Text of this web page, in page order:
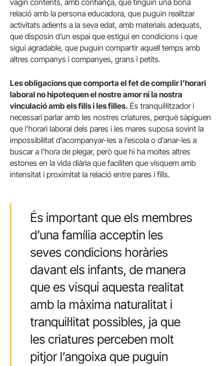
vagin contents, amb confiança, que tinguin una bona
relació amb la persona educadora, que puguin realitzar
activitats adients a la seva edat, amb materials adequats,
que disposin d’un espai que estigui en condicions i que
sigui agradable, que puguin compartir aquell temps amb
altres companys i companyes, grans i petits.
Les obligacions que comporta el fet de complir l’horari
laboral no hipotequen el nostre amor ni la nostra
vinculació amb els fills i les filles. És tranquil·litzador i
necessari parlar amb les nostres criatures, perquè sàpiguen
que l’horari laboral dels pares i les mares suposa sovint la
impossibilitat d’acompanyar-les a l’escola o d’anar-les a
buscar a l’hora de plegar, però que hi ha moltes altres
estones en la vida diària que faciliten que visquem amb
intensitat i proximitat la relació entre pares i fills.
És important que els membres
d’una família acceptin les
seves condicions horàries
davant els infants, de manera
que es visqui aquesta realitat
amb la màxima naturalitat i
tranquil·litat possibles, ja que
les criatures perceben molt
pitjor l’angoixa que puguin